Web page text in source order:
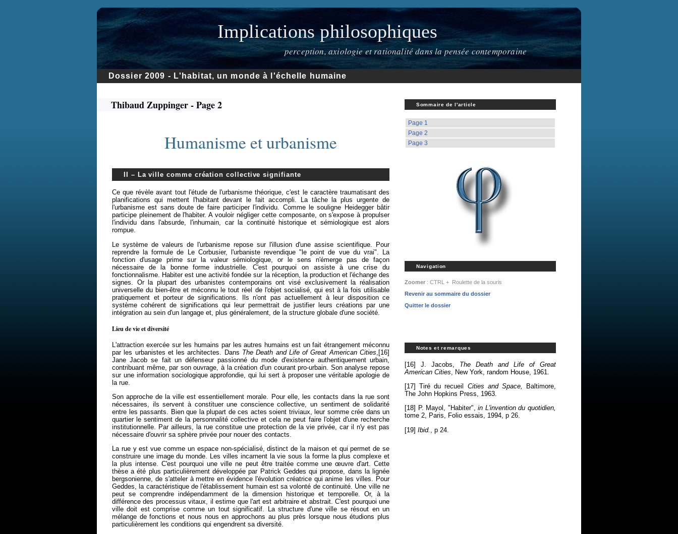
Implications philosophiques
perception, axiologie et rationalité dans la pensée contemporaine
Dossier 2009 - L'habitat, un monde à l'échelle humaine
Sommaire de l'article
Page 1
Page 2
Page 3
Navigation
Zoomer : CTRL + Roulette de la souris
Revenir au sommaire du dossier
Quitter le dossier
Notes et remarques
[16] J. Jacobs, The Death and Life of Great
American Cities , New York, random House, 1961.
[17] Tiré du recueil Cities and Space,
Baltimore,
The John Hopkins Press, 1963.
[18] P. Mayol, "Habiter",in L'invention du quotidien,
tome 2, Paris, Folio essais, 1994, p 26.
[19] Ibid. , p 24.
Thibaud Zuppinger - Page 2
Humanisme et urbanisme
II – La ville comme création collective signifiante
Ce que révèle avant tout l'étude de l'urbanisme théorique, c'est le caractère traumatisant des
planifications qui mettent l'habitant devant le fait accompli. La tâche la plus urgente de
l'urbanisme est sans doute de faire participer l'individu. Comme le souligne Heidegger bâtir
participe pleinement de l'habiter. A vouloir négliger cette composante, on s'expose à propulser
l'individu dans l'absurde, l'inhumain, car la continuité historique et sémiologique est alors
rompue.
Le système de valeurs de l'urbanisme repose sur l'illusion d'une assise scientifique. Pour
reprendre la formule de Le Corbusier, l'urbaniste revendique "le point de vue du vrai". La
fonction d'usage prime sur la valeur sémiologique, or le sens n'émerge pas de façon
nécessaire de la bonne forme industrielle. C'est pourquoi on assiste à une crise du
fonctionnalisme. Habiter est une activité fondée sur la réception, la production et l'échange des
signes. Or la plupart des urbanistes contemporains ont visé exclusivement la réalisation
universelle du bien-être et méconnu le tout réel de l'objet socialisé, qui est à la fois utilisable
pratiquement et porteur de significations. Ils n'ont pas actuellement à leur disposition ce
système cohérent de significations qui leur permettrait de justifier leurs créations par une
intégration au sein d'un langage et, plus généralement, de la structure globale d'une société.
Lieu de vie et diversité
L'attraction exercée sur les humains par les autres humains est un fait étrangement méconnu
par les urbanistes et les architectes. Dans The Death and Life of Great American Cities ,[16]
Jane Jacob se fait un défenseur passionné du mode d'existence authentiquement urbain,
contribuant même, par son ouvrage, à la création d'un courant pro-urbain. Son analyse repose
sur une information sociologique approfondie, qui lui sert à proposer une véritable apologie de
la rue.
Son approche de la ville est essentiellement morale. Pour elle, les contacts dans la rue sont
nécessaires, ils servent à constituer une conscience collective, un sentiment de solidarité
entre les passants. Bien que la plupart de ces actes soient triviaux, leur somme crée dans un
quartier le sentiment de la personnalité collective et cela ne peut faire l'objet d'une recherche
institutionnelle. Par ailleurs, la rue constitue une protection de la vie privée, car il n'y est pas
nécessaire d'ouvrir sa sphère privée pour nouer des contacts.
La rue y est vue comme un espace non-spécialisé, distinct de la maison et qui permet de se
construire une image du monde. Les villes incarnent la vie sous la forme la plus complexe et
la plus intense. C'est pourquoi une ville ne peut être traitée comme une œuvre d'art. Cette
thèse a été plus particulièrement développée par Patrick Geddes qui propose, dans la lignée
bergsonienne, de s'atteler à mettre en évidence l'évolution créatrice qui anime les villes. Pour
Geddes, la caractéristique de l'établissement humain est sa volonté de continuité. Une ville ne
peut se comprendre indépendamment de la dimension historique et temporelle. Or, à la
différence des processus vitaux, il estime que l'art est arbitraire et abstrait. C'est pourquoi une
ville doit est comprise comme un tout significatif. La structure d'une ville se résout en un
mélange de fonctions et nous nous en approchons au plus près lorsque nous étudions plus
particulièrement les conditions qui engendrent sa diversité.